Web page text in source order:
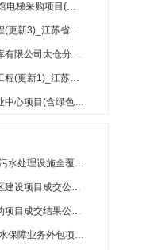
总投资约75万元博物馆电梯采购项目(更新1)_江苏省招标
项里高中业扩配套工程(更新3)_江苏省招标
中央储备粮苏州直属库有限公司太仓分公司粮食仓储项目(更新10)_江苏省招标
先锋派出所新建营房工程(更新1)_江苏省招标
梁溪科技城凤栖湾商业中心项目(含绿色建筑)(含酒店)(更新9)_江苏省招标
2026年度邳州市城镇污水处理设施全覆盖建设项目污水管网及泵站巡查、维保、清淤服务外包项目采购结果公示_江苏省招标
金湖县文物安全实验区建设项目成交公告_江苏省招标
金湖县博物馆家具采购项目成交结果公告_江苏省招标
2026年度乡镇区域供水保障业务外包项目 竞争性谈判公告_江苏省招标